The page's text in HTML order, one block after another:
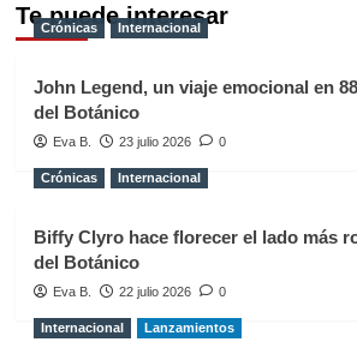
Te puede interesar
Crónicas Internacional
John Legend, un viaje emocional en
del Botánico
Eva B. 23 julio 2026 0
Crónicas Internacional
Biffy Clyro hace florecer el lado más
del Botánico
Eva B. 22 julio 2026 0
Internacional Lanzamientos